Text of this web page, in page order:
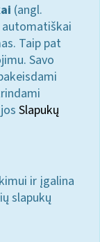
(angl.
Taip pat
Savo
Slapukų
ir įgalina
slapukų